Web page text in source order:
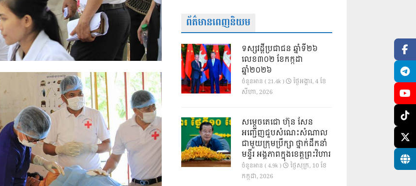
ព័ត៌មានពេញនិយម
ទស្សវដ្តីប្រជាជន ឆ្នាំទី២៦
លេខ៣០២ ខែកក្កដា
ឆ្នាំ២០២៦
ចំនួនអាន ( 21.4k )
ថ្ងៃ​អង្គារ, 4 ខែ​
សីហា, 2026
សម្តេចតេជោ ហ៊ុន សែន
អញ្ជើញជួបសំណេះសំណាល
ជាមួយក្រុមប្រឹក្សា ថ្នាក់ដឹកនាំ
មន្ទីរ អង្គភាពក្នុងខេត្តព្រះវិហារ
ចំនួនអាន ( 4.9k )
ថ្ងៃ​សុក្រ, 10 ខែ​
កក្កដា, 2026